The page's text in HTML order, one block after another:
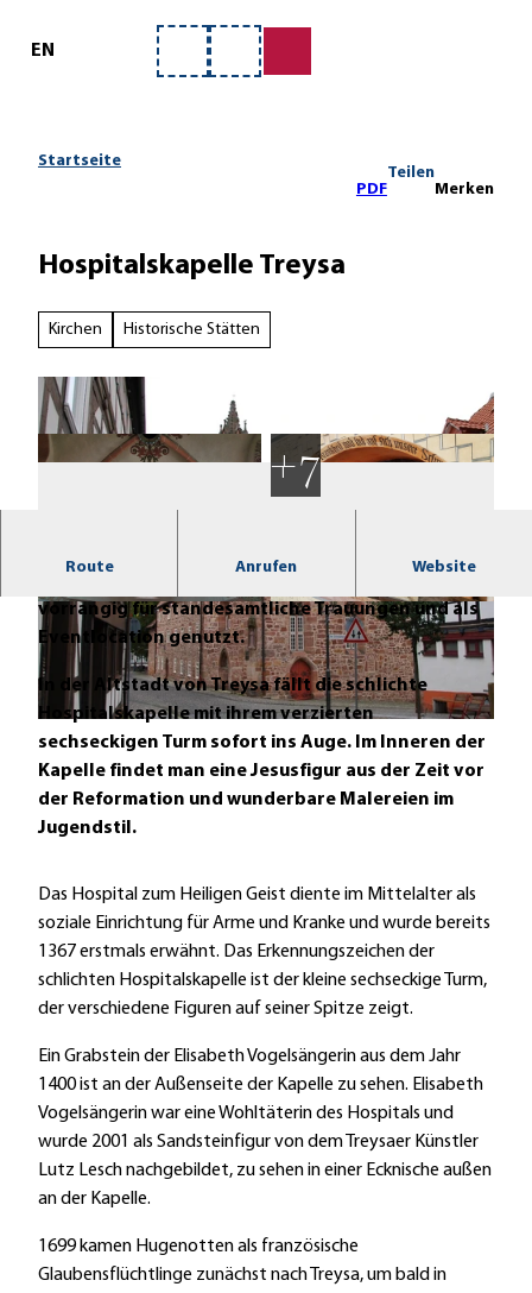
EN
Merkzettel
Suche
Startseite
PDF
Teilen
Merken
Hospitalskapelle Treysa
Kirchen Historische Stätten
© Heidrun Englisch © Heidrun Englisch
Route Anrufen Website
vorrangig für standesamtliche Trauungen und als
Eventlocation genutzt.
In der Altstadt von Treysa fällt die schlichte
Hospitalskapelle mit ihrem verzierten
sechseckigen Turm sofort ins Auge. Im Inneren der
Kapelle findet man eine Jesusfigur aus der Zeit vor
der Reformation und wunderbare Malereien im
Jugendstil.
Das Hospital zum Heiligen Geist diente im Mittelalter als
soziale Einrichtung für Arme und Kranke und wurde bereits
1367 erstmals erwähnt. Das Erkennungszeichen der
schlichten Hospitalskapelle ist der kleine sechseckige Turm,
der verschiedene Figuren auf seiner Spitze zeigt.
Ein Grabstein der Elisabeth Vogelsängerin aus dem Jahr
1400 ist an der Außenseite der Kapelle zu sehen. Elisabeth
Vogelsängerin war eine Wohltäterin des Hospitals und
wurde 2001 als Sandsteinfigur von dem Treysaer Künstler
Lutz Lesch nachgebildet, zu sehen in einer Ecknische außen
an der Kapelle.
1699 kamen Hugenotten als französische
Glaubensflüchtlinge zunächst nach Treysa, um bald in